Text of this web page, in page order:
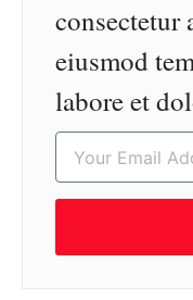
eiusmod
labore et